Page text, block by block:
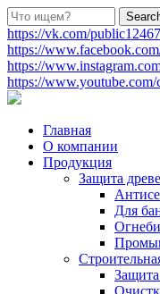
https://vk.com/
https://
https://
https://
Главная
О компании
Продукция
Защита
Для